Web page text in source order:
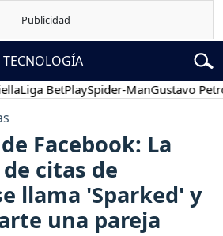
TECNOLOGÍA
BetPlaySpider-ManGustavo Petro
Facebook: La
citas de
llama 'Sparked' y
una pareja